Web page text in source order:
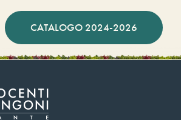
CATALOGO 2024-2026